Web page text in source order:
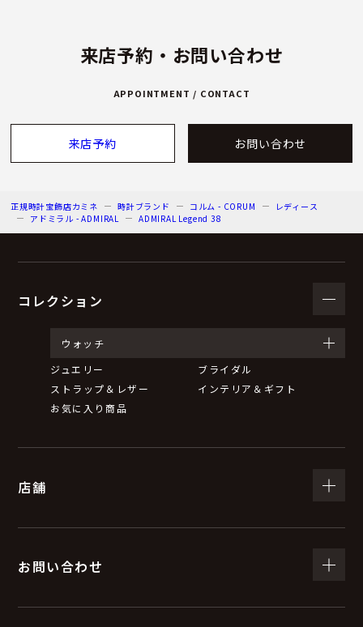
来店予約・お問い合わせ
APPOINTMENT / CONTACT
来店予約 お問い合わせ
正規時計宝飾店カミネ 時計ブランド コルム - CORUM
レディース
アドミラル - ADMIRAL
ADMIRAL Legend 38
コレクション
ウォッチ
ジュエリー
ブライダル
ストラップ＆レザー
インテリア＆ギフト
お気に入り商品
店舗
お問い合わせ